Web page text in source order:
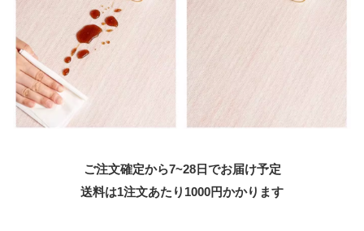
ご注文確定から7~28日でお届け予定
送料は1注文あたり 1000円かかります